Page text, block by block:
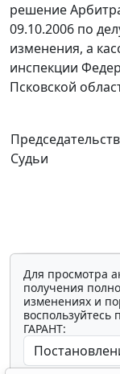
решение
09.10.2006 по
изменения, а
инспекции
Псковской
Судьи
Для просмотра
получения
изменениях и
ГАРАНТ: